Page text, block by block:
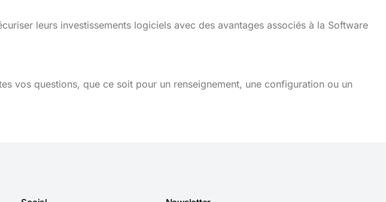
leurs investissements logiciels avec des avantages associés à la Software
vos questions, que ce soit pour un renseignement, une configuration ou un